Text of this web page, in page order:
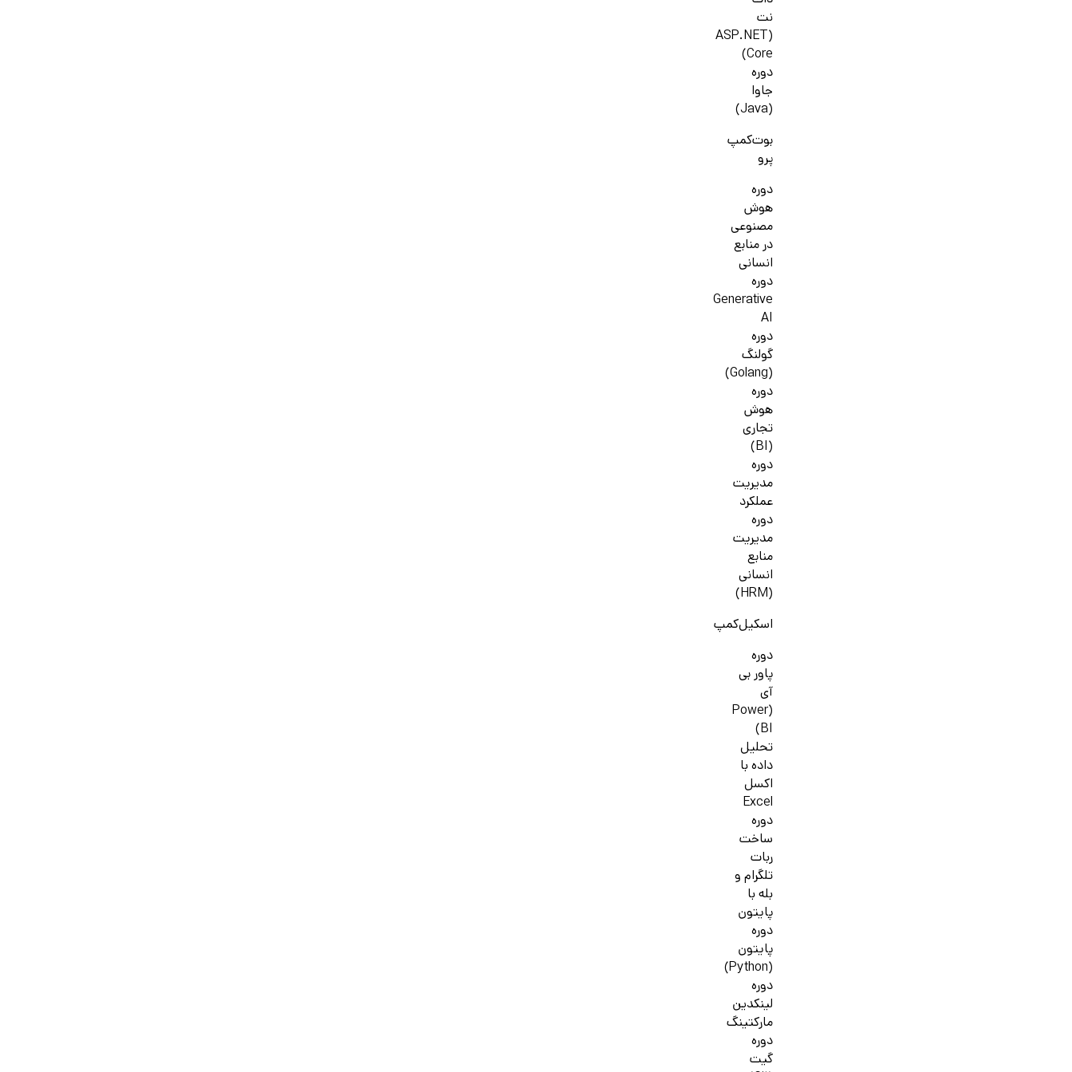
نت
(ASP.NET
Core)
دوره
جاوا
(Java)
بوت‌کمپ
پرو
دوره
هوش
مصنوعی
در منابع
انسانی
دوره
Generative
AI
دوره
گولنگ
(Golang)
دوره
هوش
تجاری
(BI)
دوره
مدیریت
عملکرد
دوره
مدیریت
منابع
انسانی
(HRM)
اسکیل‌کمپ
دوره
پاور بی
آی
(Power
BI)
تحلیل
داده با
اکسل
Excel
دوره
ساخت
ربات
تلگرام و
بله با
پایتون
دوره
پایتون
(Python)
دوره
لینکدین
مارکتینگ
دوره
گیت